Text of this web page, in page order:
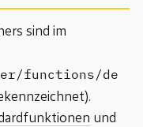
sind im
functions/de
und